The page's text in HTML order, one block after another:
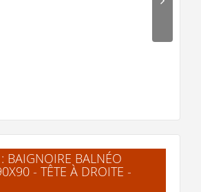
BAIGNOIRE BALNÉO
- TÊTE À DROITE -